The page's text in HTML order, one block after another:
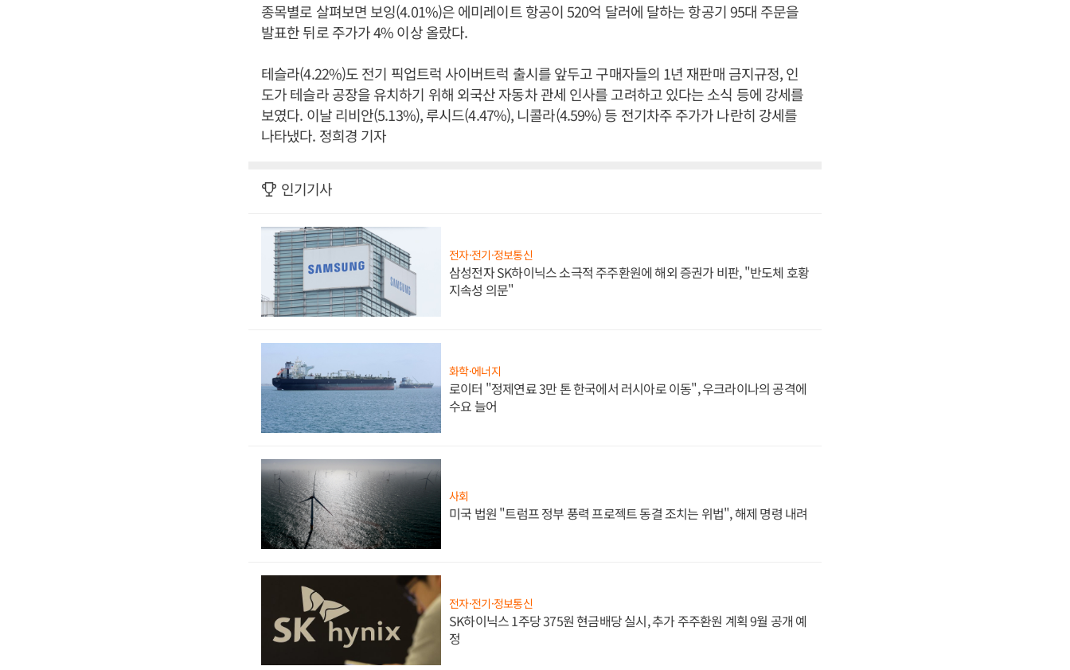
종목별로 살펴보면 보잉(4.01%)은 에미레이트 항공이 520억 달러에 달하는 항공기 95대 주문을
발표한 뒤로 주가가 4% 이상 올랐다.
테슬라(4.22%)도 전기 픽업트럭 사이버트럭 출시를 앞두고 구매자들의 1년 재판매 금지규정, 인
도가 테슬라 공장을 유치하기 위해 외국산 자동차 관세 인사를 고려하고 있다는 소식 등에 강세를
보였다. 이날 리비안(5.13%), 루시드(4.47%), 니콜라(4.59%) 등 전기차주 주가가 나란히 강세를
나타냈다. 정희경 기자
인기기사
전자·전기·정보통신
삼성전자 SK하이닉스 소극적 주주환원에 해외 증권가 비판, "반도체 호황
지속성 의문"
화학·에너지
로이터 "정제연료 3만 톤 한국에서 러시아로 이동", 우크라이나의 공격에
수요 늘어
사회
미국 법원 "트럼프 정부 풍력 프로젝트 동결 조치는 위법", 해제 명령 내려
전자·전기·정보통신
SK하이닉스 1주당 375원 현금배당 실시, 추가 주주환원 계획 9월 공개 예
정